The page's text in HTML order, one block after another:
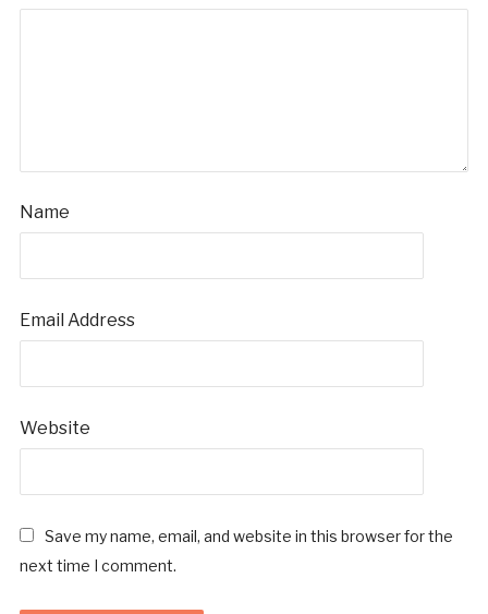
Name
Email Address
Website
Save my name, email, and website in this browser for the
next time I comment.